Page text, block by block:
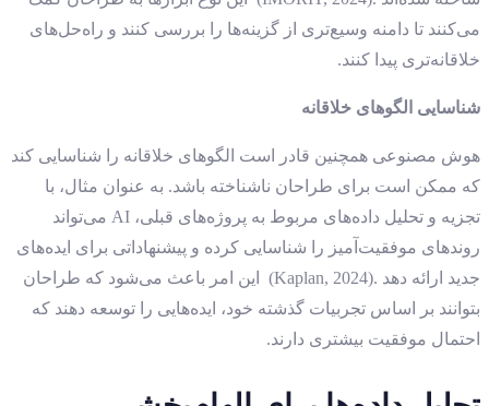
می‌کنند تا دامنه وسیع‌تری از گزینه‌ها را بررسی کنند و راه‌حل‌های
خلاقانه‌تری پیدا کنند.
شناسایی الگوهای خلاقانه
هوش مصنوعی همچنین قادر است الگوهای خلاقانه را شناسایی کند
که ممکن است برای طراحان ناشناخته باشد. به عنوان مثال، با
تجزیه و تحلیل داده‌های مربوط به پروژه‌های قبلی، AI می‌تواند
روندهای موفقیت‌آمیز را شناسایی کرده و پیشنهاداتی برای ایده‌های
جدید ارائه دهد .(Kaplan, 2024) این امر باعث می‌شود که طراحان
بتوانند بر اساس تجربیات گذشته خود، ایده‌هایی را توسعه دهند که
احتمال موفقیت بیشتری دارند.